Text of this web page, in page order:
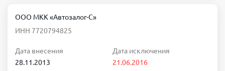
ООО МКК «Автозалог-С»
ИНН 7720794825
Дата внесения
28.11.2013
Дата исключения
21.06.2016